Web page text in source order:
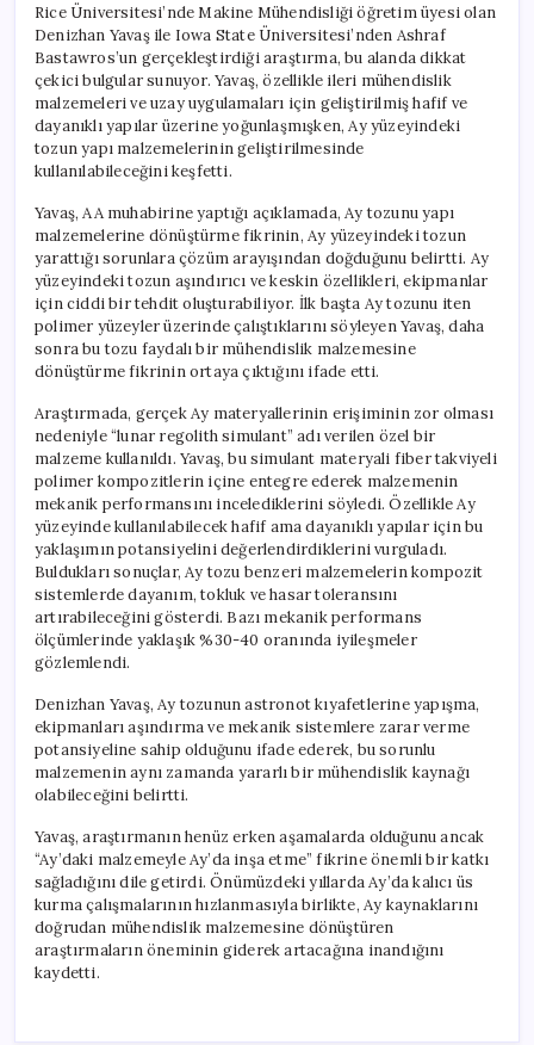
Rice Üniversitesi’nde Makine Mühendisliği öğretim üyesi olan
Denizhan Yavaş ile Iowa State Üniversitesi’nden Ashraf
Bastawros’un gerçekleştirdiği araştırma, bu alanda dikkat
çekici bulgular sunuyor. Yavaş, özellikle ileri mühendislik
malzemeleri ve uzay uygulamaları için geliştirilmiş hafif ve
dayanıklı yapılar üzerine yoğunlaşmışken, Ay yüzeyindeki
tozun yapı malzemelerinin geliştirilmesinde
kullanılabileceğini keşfetti.
Yavaş, AA muhabirine yaptığı açıklamada, Ay tozunu yapı
malzemelerine dönüştürme fikrinin, Ay yüzeyindeki tozun
yarattığı sorunlara çözüm arayışından doğduğunu belirtti. Ay
yüzeyindeki tozun aşındırıcı ve keskin özellikleri, ekipmanlar
için ciddi bir tehdit oluşturabiliyor. İlk başta Ay tozunu iten
polimer yüzeyler üzerinde çalıştıklarını söyleyen Yavaş, daha
sonra bu tozu faydalı bir mühendislik malzemesine
dönüştürme fikrinin ortaya çıktığını ifade etti.
Araştırmada, gerçek Ay materyallerinin erişiminin zor olması
nedeniyle “lunar regolith simulant” adı verilen özel bir
malzeme kullanıldı. Yavaş, bu simulant materyali fiber takviyeli
polimer kompozitlerin içine entegre ederek malzemenin
mekanik performansını incelediklerini söyledi. Özellikle Ay
yüzeyinde kullanılabilecek hafif ama dayanıklı yapılar için bu
yaklaşımın potansiyelini değerlendirdiklerini vurguladı.
Buldukları sonuçlar, Ay tozu benzeri malzemelerin kompozit
sistemlerde dayanım, tokluk ve hasar toleransını
artırabileceğini gösterdi. Bazı mekanik performans
ölçümlerinde yaklaşık %30-40 oranında iyileşmeler
gözlemlendi.
Denizhan Yavaş, Ay tozunun astronot kıyafetlerine yapışma,
ekipmanları aşındırma ve mekanik sistemlere zarar verme
potansiyeline sahip olduğunu ifade ederek, bu sorunlu
malzemenin aynı zamanda yararlı bir mühendislik kaynağı
olabileceğini belirtti.
Yavaş, araştırmanın henüz erken aşamalarda olduğunu ancak
“Ay’daki malzemeyle Ay’da inşa etme” fikrine önemli bir katkı
sağladığını dile getirdi. Önümüzdeki yıllarda Ay’da kalıcı üs
kurma çalışmalarının hızlanmasıyla birlikte, Ay kaynaklarını
doğrudan mühendislik malzemesine dönüştüren
araştırmaların öneminin giderek artacağına inandığını
kaydetti.